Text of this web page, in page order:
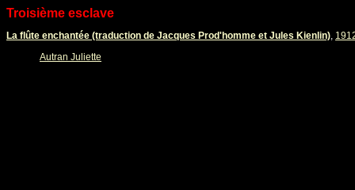
Troisième esclave
La flûte enchantée (traduction de Jacques Prod'homme et Jules Kienlin),
Autran Juliette